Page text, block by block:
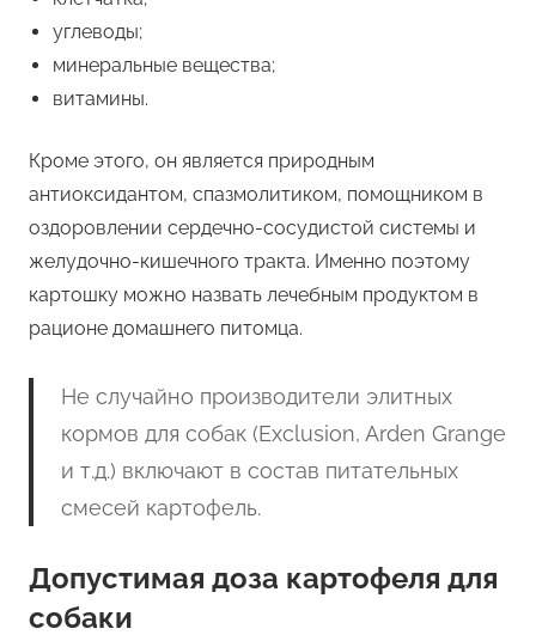
углеводы;
минеральные вещества;
витамины.
Кроме этого, он является природным
антиоксидантом, спазмолитиком, помощником в
оздоровлении сердечно-сосудистой системы и
желудочно-кишечного тракта. Именно поэтому
картошку можно назвать лечебным продуктом в
рационе домашнего питомца.
Не случайно производители элитных
кормов для собак (Exclusion, Arden Grange
и т.д.) включают в состав питательных
смесей картофель.
Допустимая доза картофеля для
собаки